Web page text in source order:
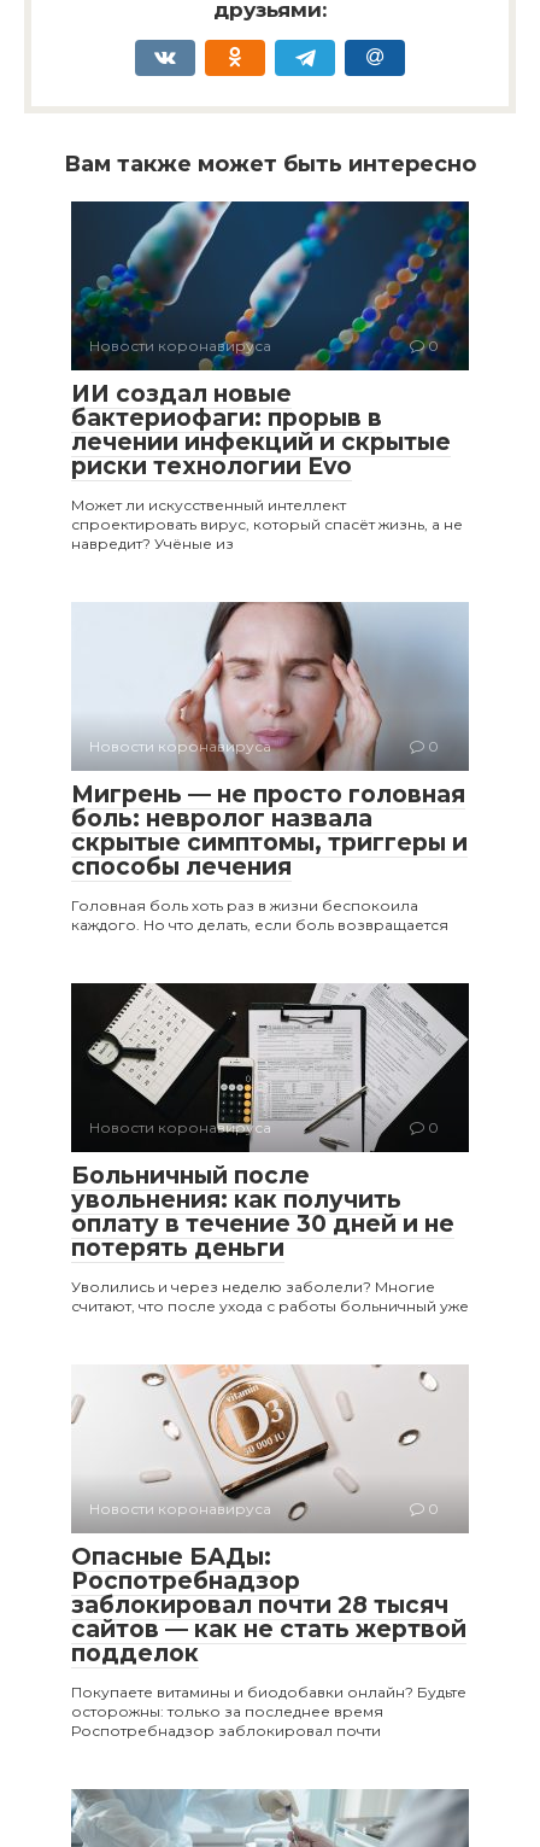
друзьями:
Вам также может быть интересно
Новости коронавируса 0
ИИ создал новые
бактериофаги: прорыв в
лечении инфекций и скрытые
риски технологии Evo
Может ли искусственный интеллект
спроектировать вирус, который спасёт жизнь, а не
навредит? Учёные из
Новости коронавируса 0
Мигрень — не просто головная
боль: невролог назвала
скрытые симптомы, триггеры и
способы лечения
Головная боль хоть раз в жизни беспокоила
каждого. Но что делать, если боль возвращается
Новости коронавируса 0
Больничный после
увольнения: как получить
оплату в течение 30 дней и не
потерять деньги
Уволились и через неделю заболели? Многие
считают, что после ухода с работы больничный уже
Новости коронавируса 0
Опасные БАДы:
Роспотребнадзор
заблокировал почти 28 тысяч
сайтов — как не стать жертвой
подделок
Покупаете витамины и биодобавки онлайн? Будьте
осторожны: только за последнее время
Роспотребнадзор заблокировал почти